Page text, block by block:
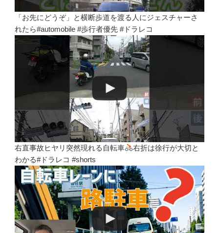
「お先にどうぞ」と横断歩道を渡る人にジェスチャーさ
れたら#automobile #歩行者優先 #ドラレコ
右直事故ヒヤリ突然現れる自転車
右折は徐行が大切と
わかる#ドラレコ #shorts